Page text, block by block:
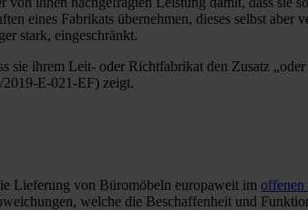
eines Fabrikats übernehmen, dieses selbst
stark, eingeschränkt.
sie ihrem Leit- oder Richtfabrikat den Zusatz
E-021-EF) zeigt.
Lieferung von Büromöbeln europaweit im offenen
welche die Beschaffenheit und